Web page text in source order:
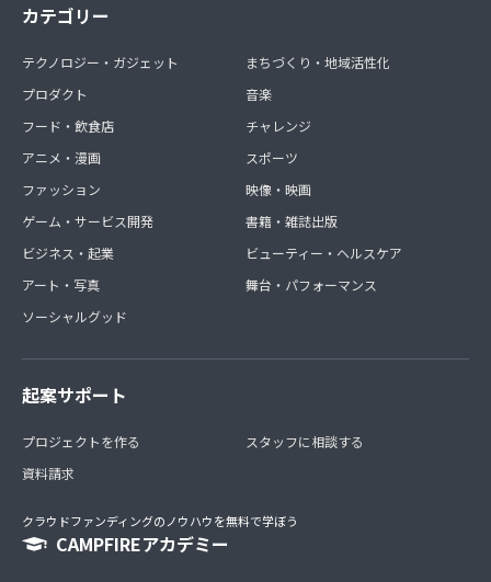
説や、ロックオン理論に関する質問等が出来ます
▼注意事項
ております。
諾が無い限り、SNSなど一切の外部への公開（ただし本人
による投稿は除く）・情報漏洩行為を禁止致します。
また、他の利用者の方への誹謗中傷、荒らし行為、勧誘な
どに該当する行為があった場合、その他サロン運営の妨げ
になる行為と判断した場合、強制退会とさせていただく場
合があります。強制退会となった方はグループへのアクセ
ルは一切行えませんのでご注意くださいませ。
その他利用規約は当サロン内の利用規約及びCAMPFIRE利
用規約に準じます。
カテゴリー
テクノロジー・ガジェット
プロダクト
フード・飲食店
アニメ・漫画
ファッション
ゲーム・サービス開発
ビジネス・起業
アート・写真
ソーシャルグッド
まちづくり・地域活性化
音楽
チャレンジ
スポーツ
映像・映画
書籍・雑誌出版
ビューティー・ヘルスケア
舞台・パフォーマンス
起案サポート
プロジェクトを作る
資料請求
スタッフに相談する
クラウドファンディングのノウハウを無料で学ぼう
CAMPFIREアカデミー